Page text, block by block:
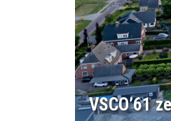
VSCO’61